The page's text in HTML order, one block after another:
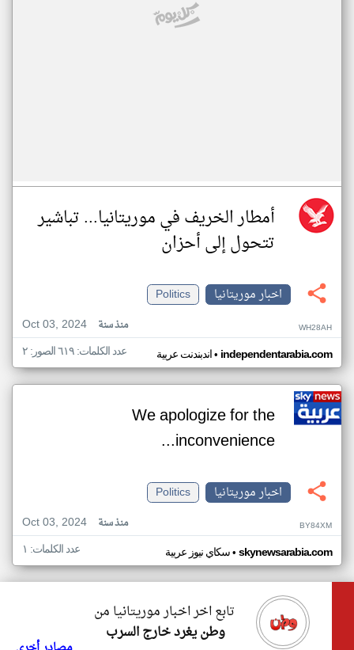
أمطار الخريف في موريتانيا... تباشير
تتحول إلى أحزان
اخبار موريتانيا
Politics
Oct 03, 2024
منذ سنة WH28AH
اندبندنت عربية• independentarabia.com عدد الكلمات: ٦١٩ الصور: ٢
We apologize for the
inconvenience...
اخبار موريتانيا
Politics
Oct 03, 2024
منذ سنة BY84XM
سكاي نيوز عربية• skynewsarabia.com عدد الكلمات: ١
تابع اخر اخبار موريتانيا من
وطن يغرد خارج السرب